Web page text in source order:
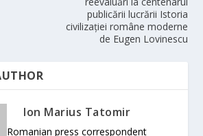
publicării lucrării Istoria
civilizației române moderne
de Eugen Lovinescu
Ion Marius Tatomir
Romanian press correspondent